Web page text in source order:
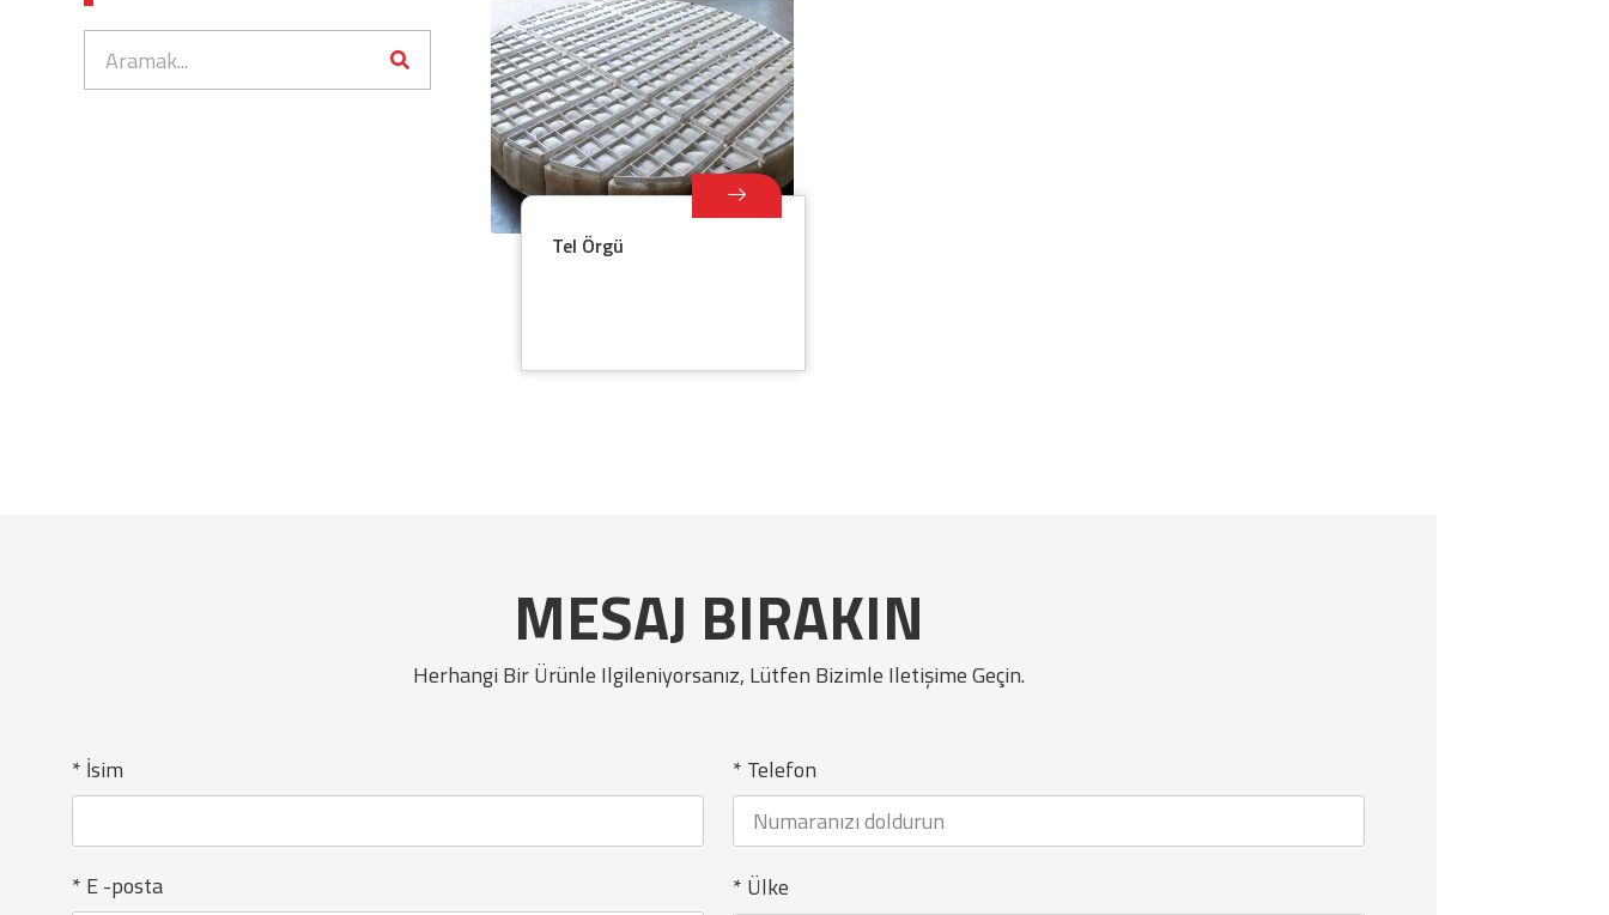
Tel Örgü
MESAJ BIRAKIN
Herhangi Bir Ürünle Ilgileniyorsanız, Lütfen Bizimle Iletişime Geçin.
* İsim * Telefon
* E -posta * Ülke